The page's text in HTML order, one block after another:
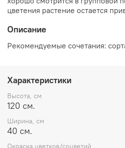
цветения растение остается
Описание
Рекомендуемые сочетания:
Характеристики
Высота, см
120 см.
Ширина, см
40 см.
Окраска цветков/соцветий